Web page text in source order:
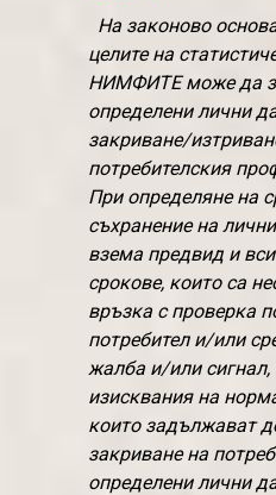
На законово
целите на
НИМФИТЕ може да
определени лични
закриване/
потребителския
При определяне на
съхранение на
взема предвид и
срокове, които са
връзка с проверка
потребител и/или
жалба и/или сигнал,
изисквания на
които задължават
закриване на
определени лични